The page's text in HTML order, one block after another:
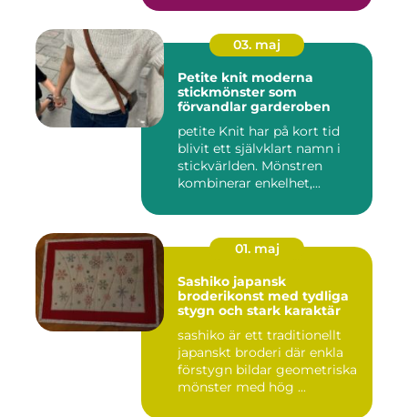
03. maj
Petite knit moderna
stickmönster som
förvandlar garderoben
petite Knit har på kort tid
blivit ett självklart namn i
stickvärlden. Mönstren
kombinerar enkelhet,...
01. maj
Sashiko japansk
broderikonst med tydliga
stygn och stark karaktär
sashiko är ett traditionellt
japanskt broderi där enkla
förstygn bildar geometriska
mönster med hög ...